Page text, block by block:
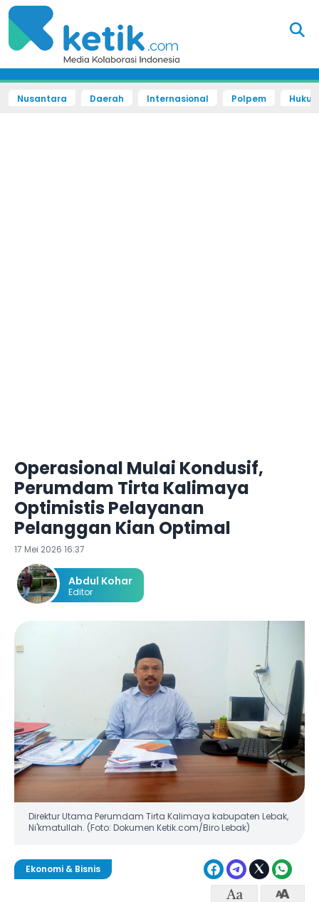
Nusantara Daerah Internasional Polpem
Operasional Mulai Kondusif,
Perumdam Tirta Kalimaya
Optimistis Pelayanan
Pelanggan Kian Optimal
17 Mei 2026 16:37
Abdul Kohar
Editor
Direktur Utama Perumdam Tirta Kalimaya kabupaten Lebak,
Ni'kmatullah. (Foto: Dokumen Ketik.com/Biro Lebak)
Ekonomi & Bisnis